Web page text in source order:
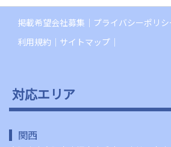
掲載希望会社募集 プライバシーポリシ
利用規約
サイトマップ
対応エリア
関西